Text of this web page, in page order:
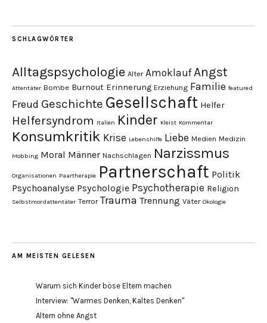
SCHLAGWÖRTER
Alltagspsychologie Alter Amoklauf Angst
Attentäter Bombe Burnout Erinnerung Erziehung Familie featured
Freud Geschichte Gesellschaft Helfer
Helfersyndrom Italien Kinder Kleist Kommentar
Konsumkritik Krise Lebenshilfe Liebe Medien Medizin
Mobbing Moral Männer Nachschlagen Narzissmus
Organisationen Paartherapie Partnerschaft Politik
Psychoanalyse Psychologie Psychotherapie Religion
Selbstmordattentäter Terror Trauma Trennung Väter Ökologie
AM MEISTEN GELESEN
Warum sich Kinder böse Eltern machen
Interview: "Warmes Denken, Kaltes Denken"
Altern ohne Angst